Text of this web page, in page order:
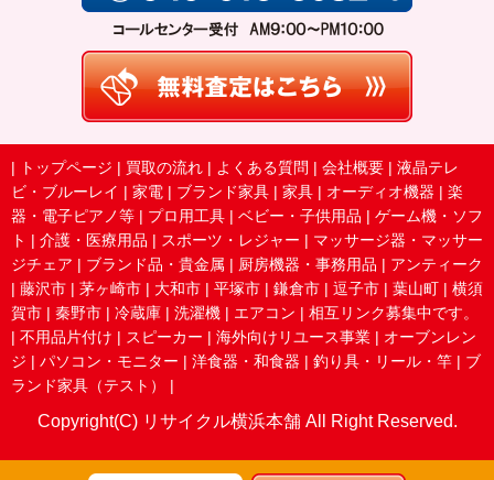
| トップページ | 買取の流れ | よくある質問 | 会社概要 | 液晶テレ
ビ・ブルーレイ | 家電 | ブランド家具 | 家具 | オーディオ機器 | 楽
器・電子ピアノ等 | プロ用工具 | ベビー・子供用品 | ゲーム機・ソフ
ト | 介護・医療用品 | スポーツ・レジャー | マッサージ器・マッサー
ジチェア | ブランド品・貴金属 | 厨房機器・事務用品 | アンティーク
| 藤沢市 | 茅ヶ崎市 | 大和市 | 平塚市 | 鎌倉市 | 逗子市 | 葉山町 | 横須
賀市 | 秦野市 | 冷蔵庫 | 洗濯機 | エアコン | 相互リンク募集中です。
| 不用品片付け | スピーカー | 海外向けリユース事業 | オーブンレン
ジ | パソコン・モニター | 洋食器・和食器 | 釣り具・リール・竿 | ブ
ランド家具（テスト）
|
Copyright(C) リサイクル横浜本舗 All Right Reserved.